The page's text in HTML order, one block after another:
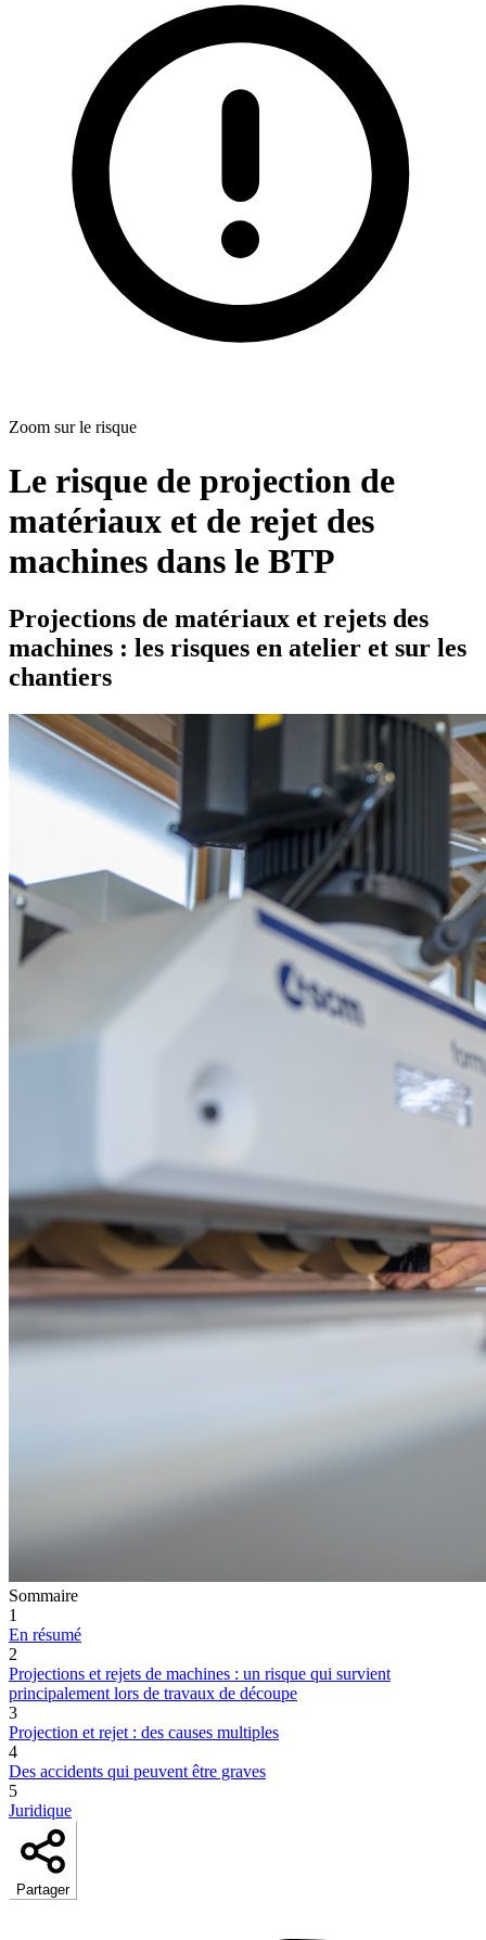
Zoom sur le risque
Le risque de projection de
matériaux et de rejet des
machines dans le BTP
Projections de matériaux et rejets des
machines : les risques en atelier et sur les
chantiers
Sommaire
1
En résumé
2
Projections et rejets de machines : un risque qui survient
principalement lors de travaux de découpe
3
Projection et rejet : des causes multiples
4
Des accidents qui peuvent être graves
5
Juridique
Partager